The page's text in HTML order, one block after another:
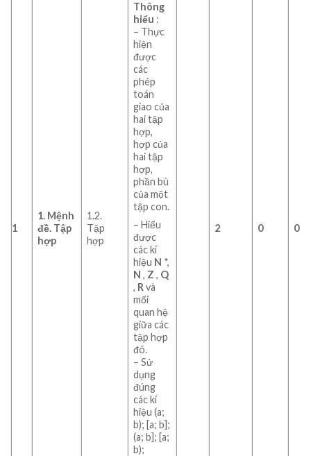
1
1. Mệnh
đề. Tập
hợp
1.2.
Tập
hợp
Thông
hiểu :
– Thực
hiện
được
các
phép
toán
giao của
hai tập
hợp,
hợp của
hai tập
hợp,
phần bù
của một
tập con.
– Hiểu
được
các kí
hiệu N *,
N, Z, Q
, Rvà
mối
quan hệ
giữa các
tập hợp
đó.
– Sử
dụng
đúng
các kí
hiệu (a;
b); [a; b];
(a; b]; [a;
b);
2 0 0